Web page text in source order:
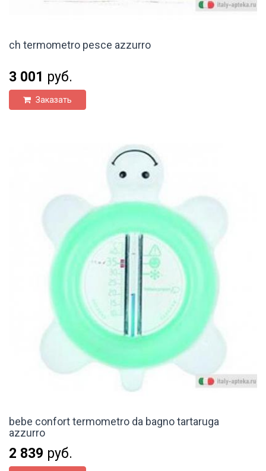
ch termometro pesce azzurro
3 001 руб.
Заказать
bebe confort termometro da bagno tartaruga
azzurro
2 839 руб.